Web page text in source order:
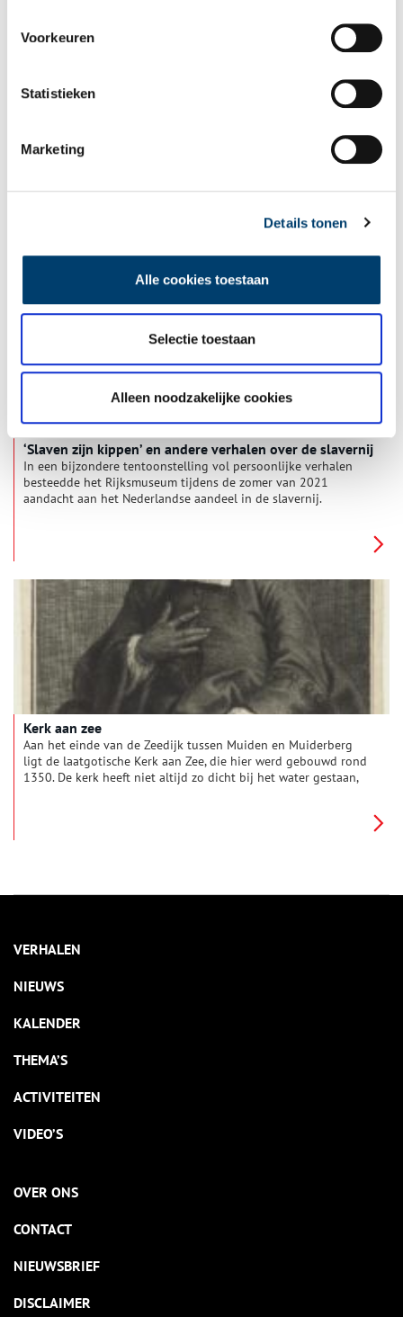
Voorkeuren
Statistieken
Marketing
Details tonen
Alle cookies toestaan
Selectie toestaan
Alleen noodzakelijke cookies
Tijdens de zeventiende eeuw maakten Nederlanders kennis
en specerijen. Deze goederen werden uit het verre Oost- en
overzeese handel beheersten. Het waren echte luxeproducten,
‘Slaven zijn kippen’ en andere verhalen over de slavernij
In een bijzondere tentoonstelling vol persoonlijke verhalen
besteedde het Rijksmuseum tijdens de zomer van 2021
aandacht aan het Nederlandse aandeel in de slavernij.
Kerk aan zee
Aan het einde van de Zeedijk tussen Muiden en Muiderberg
ligt de laatgotische Kerk aan Zee, die hier werd gebouwd rond
1350. De kerk heeft niet altijd zo dicht bij het water gestaan,
VERHALEN
NIEUWS
KALENDER
THEMA’S
ACTIVITEITEN
VIDEO’S
OVER ONS
CONTACT
NIEUWSBRIEF
DISCLAIMER